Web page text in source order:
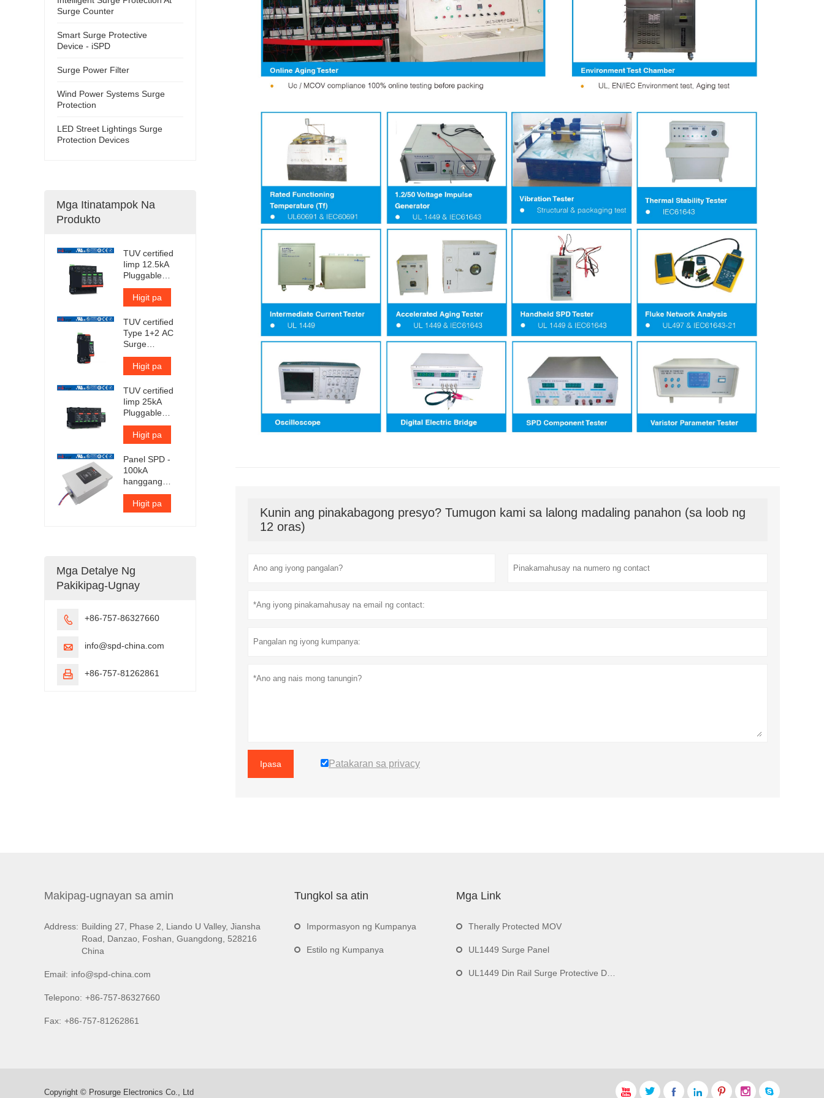
Kunin ang pinakabagong presyo? Tumugon kami sa lalong madaling panahon (sa loob ng
12 oras)
Ipasa Patakaran sa privacy
Surge Counter
Smart Surge Protective
Device - iSPD
Surge Power Filter
Wind Power Systems Surge
Protection
LED Street Lightings Surge
Protection Devices
Mga Itinatampok Na
Produkto
TUV certified
Iimp 12.5kA
Pluggable
Surge
Protector
Higit pa
TUV certified
Type 1+2 AC
Surge
Protection
Device
Higit pa
TUV certified
Iimp 25kA
Pluggable
Surge
Protector
Higit pa
Panel SPD -
100kA
hanggang
300kA bawat
yugto
Higit pa
Mga Detalye Ng
Pakikipag-Ugnay
 +86-757-86327660
 info@spd-china.com
 +86-757-81262861
Makipag-ugnayan sa amin
Address: Building 27, Phase 2, Liando U Valley, Jiansha
Road, Danzao, Foshan, Guangdong, 528216
China
Email: info@spd-china.com
Telepono: +86-757-86327660
Fax: +86-757-81262861
Tungkol sa atin
Impormasyon ng Kumpanya
Estilo ng Kumpanya
Mga Link
Therally Protected MOV
UL1449 Surge Panel
UL1449 Din Rail Surge Protective Device
      
Copyright © Prosurge Electronics Co., Ltd